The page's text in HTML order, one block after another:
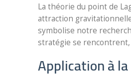
La théorie du point de
attraction
symbolise notre
stratégie se
Application à